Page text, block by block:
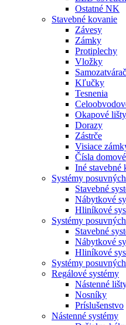
Ostatné NK
Stavebné kovanie
Závesy
Zámky
Protiplechy
Vložky
Kľučky
Tesnenia
Okapové
Dorazy
Zástrče
Visiace
Čísla domové
Iné stavebné
Systémy
Stavebné
Nábytkové
Hliníkové
Systémy
Stavebné
Nábytkové
Hliníkové
Systémy
Regálové systémy
Nástenné
Nosníky
Príslušenstvo
Nástenné systémy